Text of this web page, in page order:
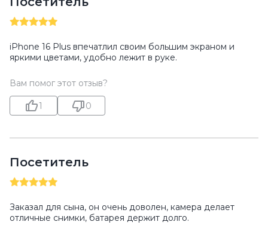
iPhone 16 Plus впечатлил своим большим экраном и
яркими цветами, удобно лежит в руке.
Вам помог этот отзыв?
1 0
Посетитель
Заказал для сына, он очень доволен, камера делает
отличные снимки, батарея держит долго.